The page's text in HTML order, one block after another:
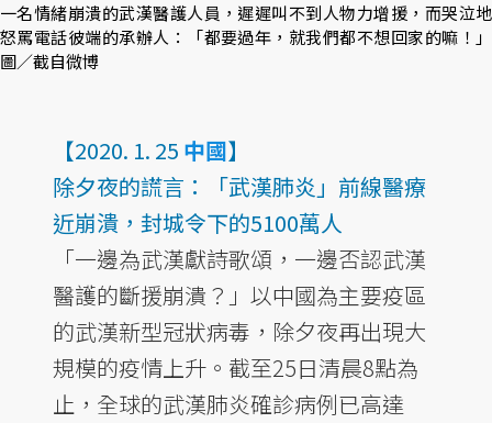
一名情緒崩潰的武漢醫護人員，遲遲叫不到人物力增援，而哭泣地
怒罵電話彼端的承辦人：「都要過年，就我們都不想回家的嘛！」
圖／截自微博
【2020. 1. 25 中國】
除夕夜的謊言：「武漢肺炎」前線醫療
近崩潰，封城令下的5100萬人
「一邊為武漢獻詩歌頌，一邊否認武漢
醫護的斷援崩潰？」以中國為主要疫區
的武漢新型冠狀病毒，除夕夜再出現大
規模的疫情上升。截至25日清晨8點為
止，全球的武漢肺炎確診病例已高達